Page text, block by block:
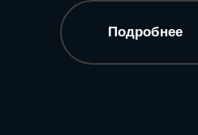
Подробнее